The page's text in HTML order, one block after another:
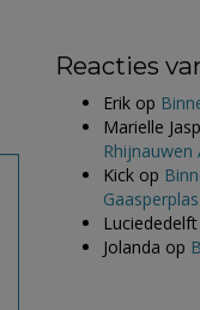
Reacties
Erik op
Marielle
Rhijnauwen
Kick op
Gaasperplas
Luciededelft
Jolanda op